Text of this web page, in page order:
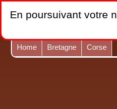
Home Bretagne Corse
En poursuivant votre